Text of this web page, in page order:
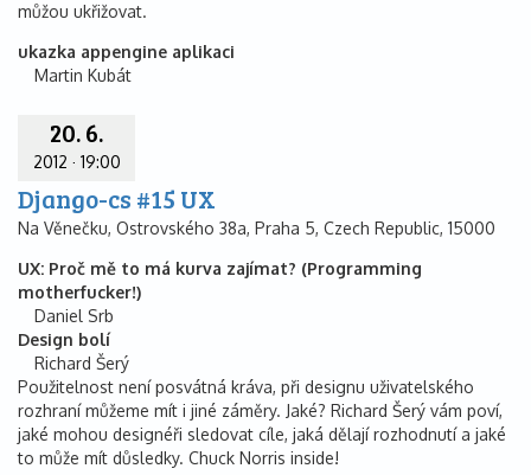
můžou ukřižovat.
ukazka appengine aplikaci
Martin Kubát
20. 6.
2012 · 19:00
Django-cs #15 UX
Na Věnečku, Ostrovského 38a, Praha 5, Czech Republic, 15000
UX: Proč mě to má kurva zajímat? (Programming
motherfucker!)
Daniel Srb
Design bolí
Richard Šerý
Použitelnost není posvátná kráva, při designu uživatelského
rozhraní můžeme mít i jiné záměry. Jaké? Richard Šerý vám poví,
jaké mohou designéři sledovat cíle, jaká dělají rozhodnutí a jaké
to může mít důsledky. Chuck Norris inside!